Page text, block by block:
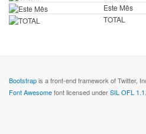
Este Mês
TOTAL
Bootstrapis a front-end framework of Twitter,
Font Awesomefont licensed underSIL OFL 1.1